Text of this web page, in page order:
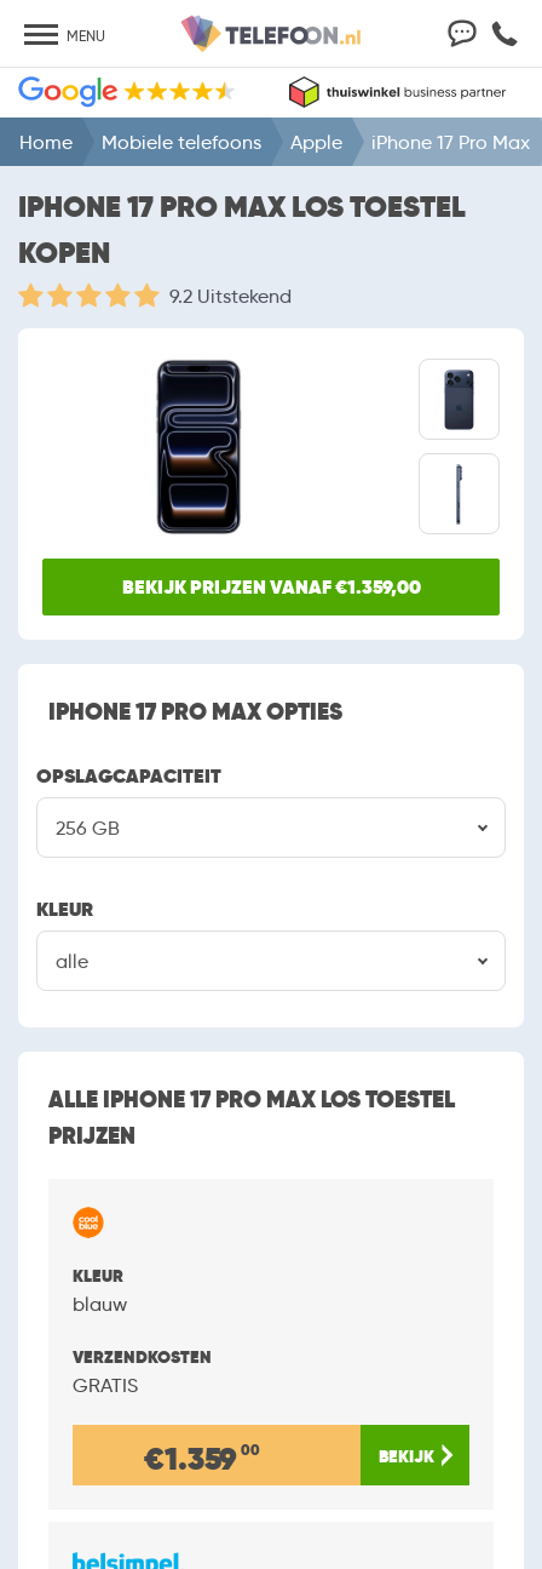
MENU
Home Mobiele telefoons Apple iPhone 17 Pro Max
IPHONE 17 PRO MAX LOS TOESTEL
KOPEN
9.2 Uitstekend
BEKIJK PRIJZEN VANAF €1.359,00
IPHONE 17 PRO MAX OPTIES
OPSLAGCAPACITEIT
256 GB
KLEUR
alle
ALLE IPHONE 17 PRO MAX LOS TOESTEL
PRIJZEN
blauw
GRATIS
€1.35900